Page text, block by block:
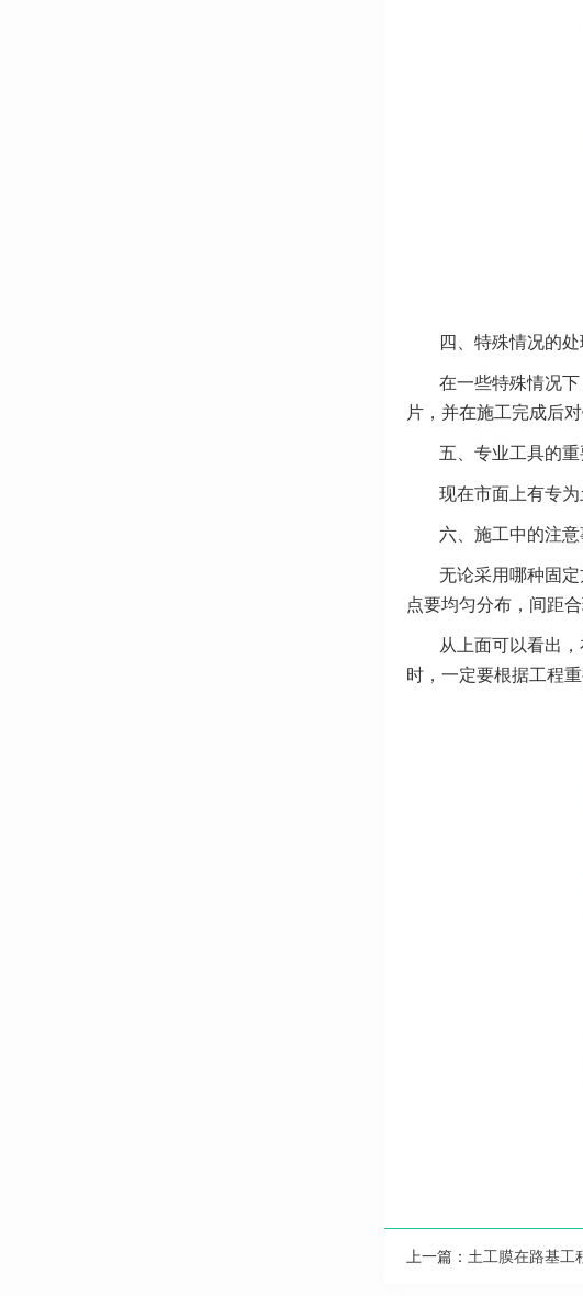
四、特殊情况的处
在一些特殊情况
片，并在施工完成后
五、专业工具的重
现在市面上有专
六、施工中的注意
无论采用哪种固
点要均匀分布，间距合
从上面可以看出
时，一定要根据工程
上一篇： 土工膜在路基工